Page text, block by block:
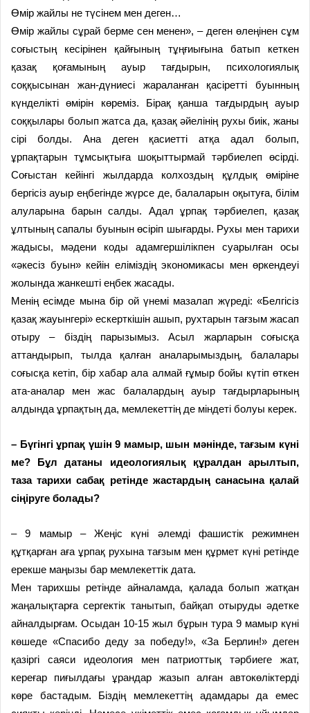
Өмір жайлы не түсінем мен деген…
Өмір жайлы сұрай берме сен менен», – деген өлеңінен сұм
соғыстың кесірінен қайғының тұңғиығына батып кеткен
қазақ қоғамының ауыр тағдырын, психология­лық
соққысынан жан-дүниесі жараланған қасіретті буынның
күнделікті өмірін көреміз. Бірақ қанша тағдырдың ауыр
соққылары болып жатса да, қазақ әйелінің рухы биік, жаны
сірі болды. Ана деген қасиетті атқа адал болып,
ұрпақтарын тұмсықтыға шоқыттырмай тәрбиелеп өсірді.
Соғыстан кейінгі жылдарда колхоздың құлдық өміріне
бергісіз ауыр еңбегінде жүрсе де, балаларын оқытуға, білім
алуларына барын салды. Адал ұрпақ тәрбиелеп, қазақ
ұлтының сапалы буынын өсіріп шығарды. Рухы мен тарихи
жадысы, мәдени коды адамгершілікпен суарылған осы
«әкесіз буын» кейін еліміздің экономикасы мен өркендеуі
жолында жанкешті еңбек жасады.
Менің есімде мына бір ой үнемі мазалап жүреді: «Белгісіз
қазақ жауынгері» ескерткішін ашып, рухтарын тағзым жасап
отыру – біздің парызымыз. Асыл жарларын соғысқа
аттандырып, тылда қалған аналарымыздың, балалары
соғысқа кетіп, бір хабар ала алмай ғұмыр бойы күтіп өткен
ата-аналар мен жас балалардың ауыр тағдырларының
алдында ұрпақтың да, мемлекеттің де міндеті болуы керек.
– Бүгінгі ұрпақ үшін 9 мамыр, шын мәнінде, тағзым күні
ме? Бұл датаны идеологиялық құралдан арылтып,
таза тарихи сабақ ретінде жастардың санасына қалай
сіңіруге болады?
– 9 мамыр – Жеңіс күні әлемді фашис­тік режимнен
құтқарған аға ұрпақ рухына тағзым мен құрмет күні ретінде
ерекше маңызы бар мемлекеттік дата.
Мен тарихшы ретінде айналамда, қалада болып жатқан
жаңалықтарға сергектік танытып, байқап отыруды әдетке
айналдырғам. Осыдан 10-15 жыл бұрын тура 9 мамыр күні
көшеде «Спасибо деду за победу!», «За Берлин!» деген
қазіргі саяси идеология мен патриоттық тәрбиеге жат,
кереғар пиғылдағы ұрандар жазып алған автокөліктерді
көре бастадым. Біздің мемлекеттің адамдары да емес